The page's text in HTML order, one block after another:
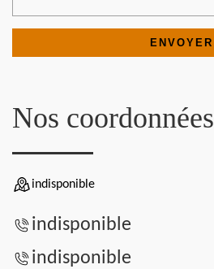
Nos coordonnées
indisponible
indisponible
indisponible